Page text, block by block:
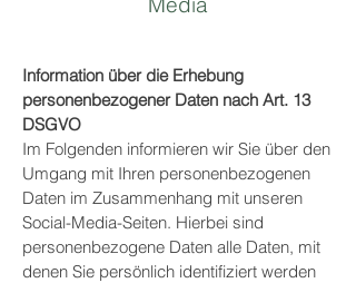
Information über die Erhebung
personenbezogener Daten nach Art. 13
DSGVO
Im Folgenden informieren wir Sie über den
Umgang mit Ihren personenbezogenen
Daten im Zusammenhang mit unseren
Social-Media-Seiten. Hierbei sind
personenbezogene Daten alle Daten, mit
denen Sie persönlich identifiziert werden